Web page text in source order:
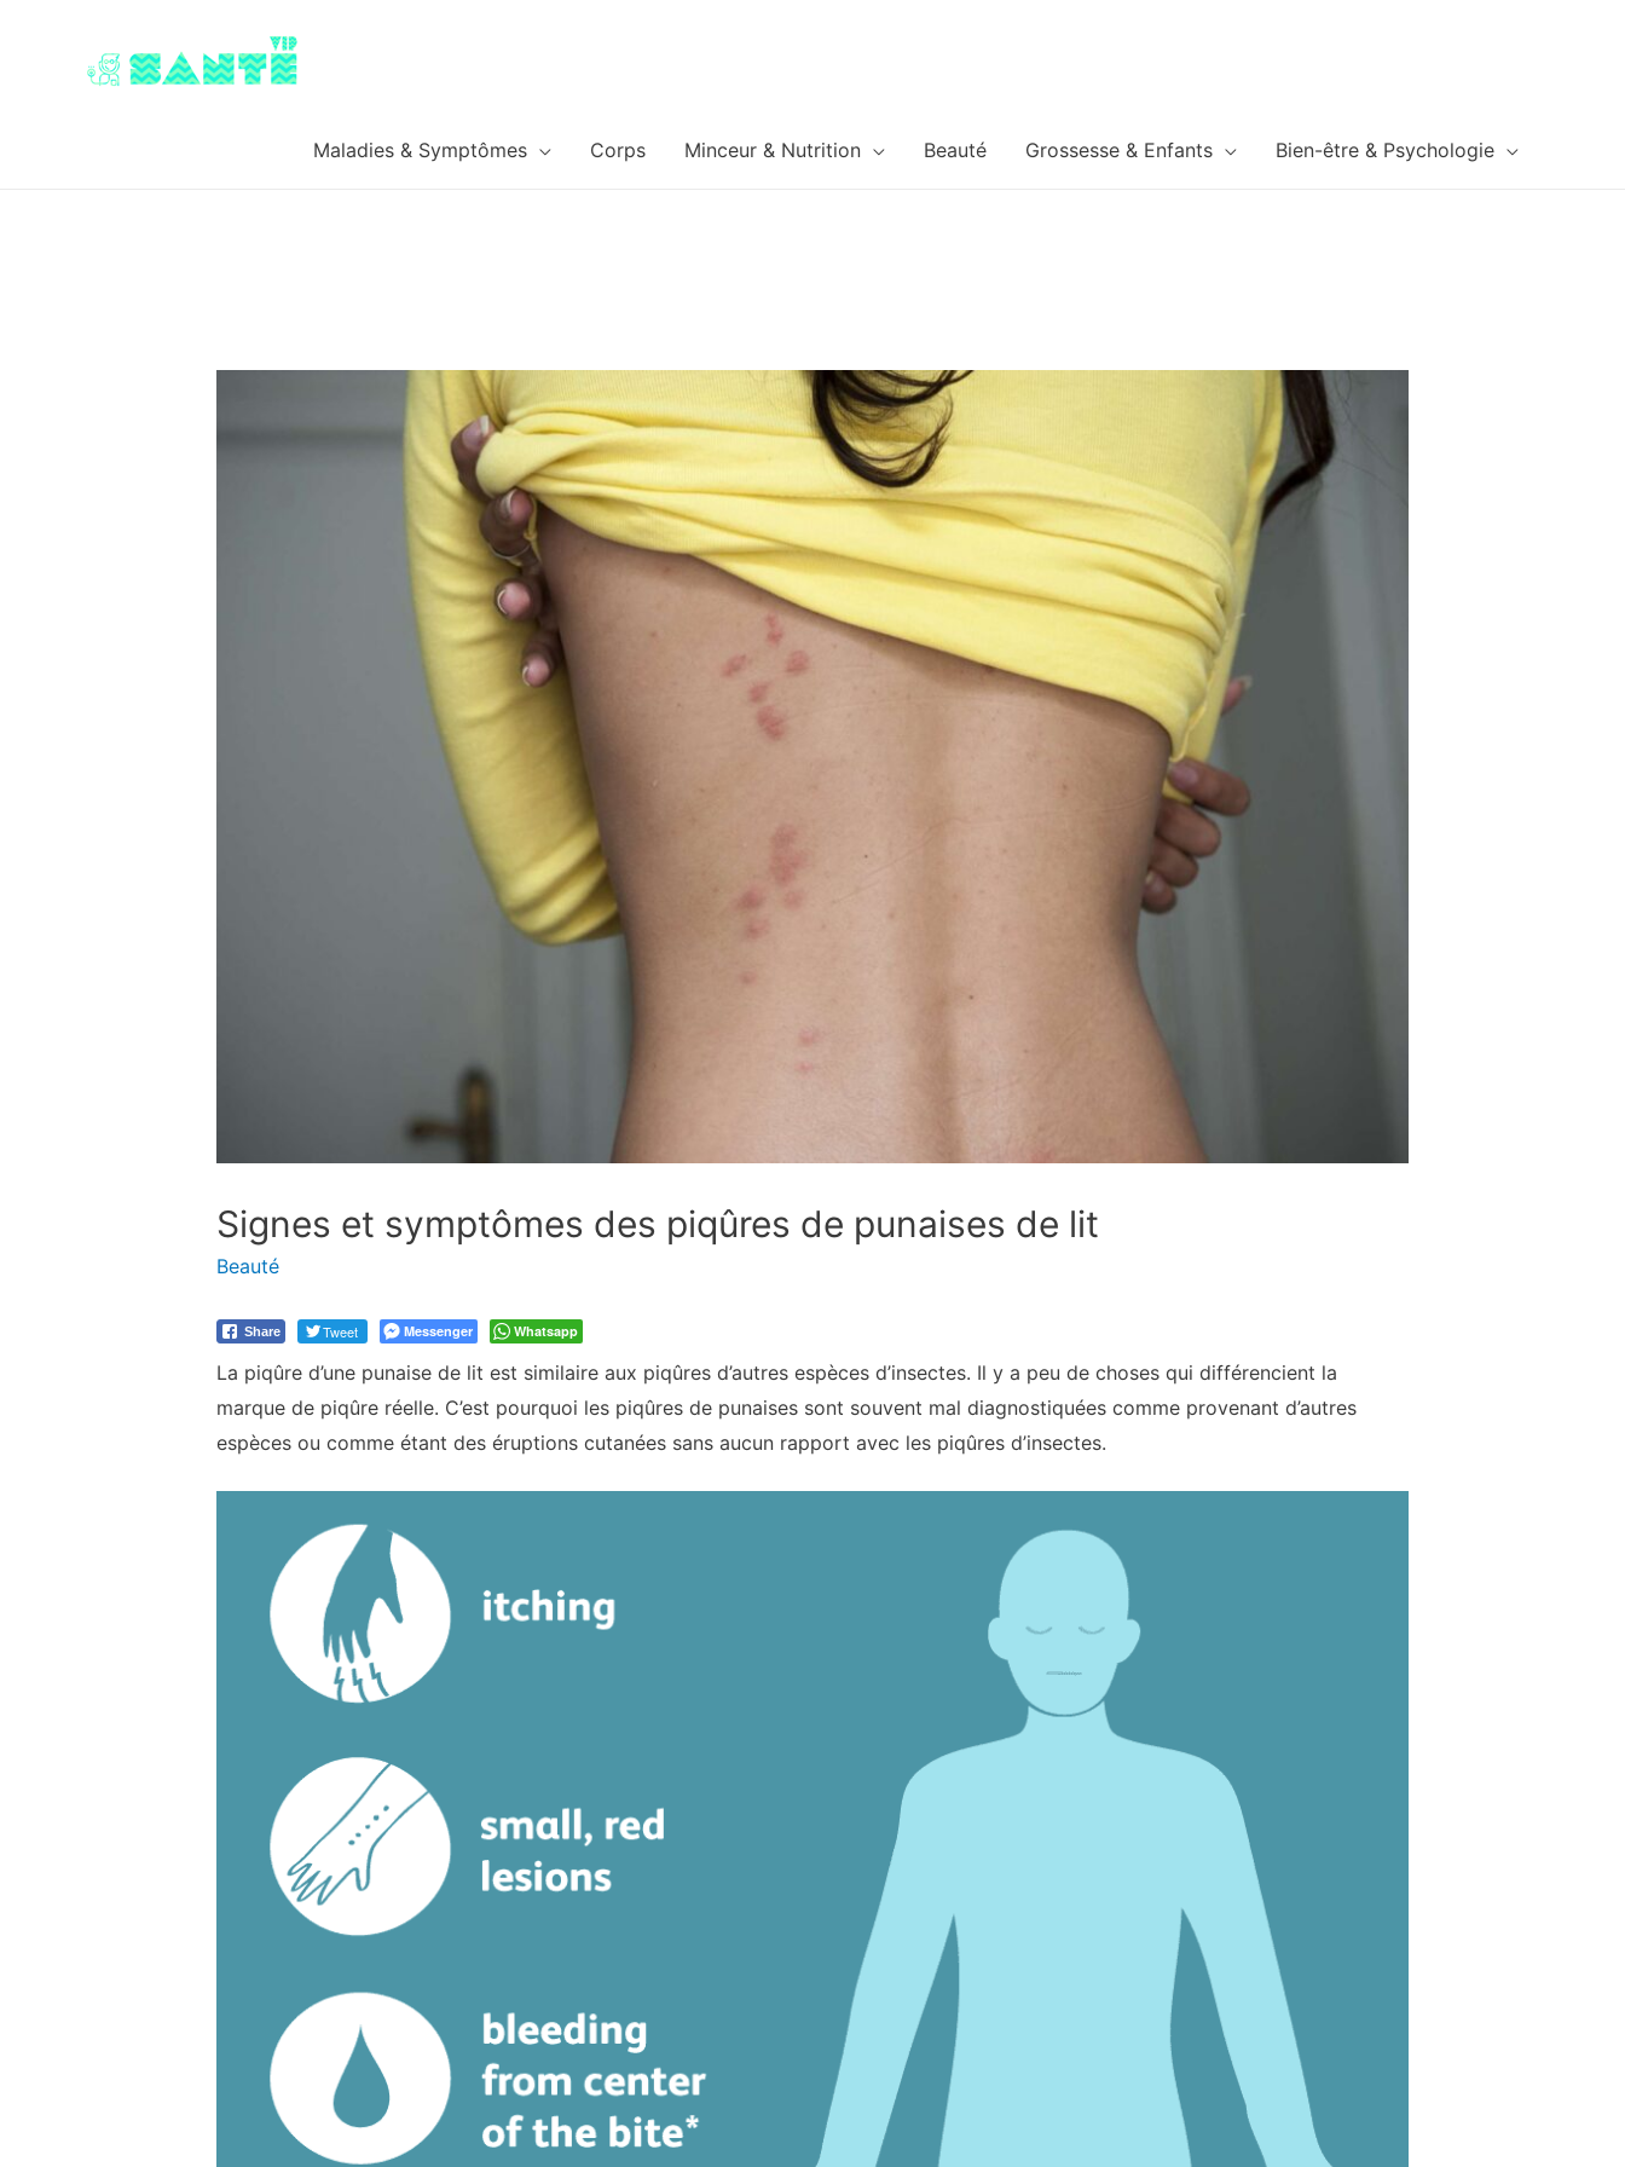
Maladies & Symptômes Corps Minceur & Nutrition Beauté Grossesse & Enfants Bien-être & Psychologie
Signes et symptômes des piqûres de punaises de lit
Beauté
Share Tweet Messenger Whatsapp
La piqûre d’une punaise de lit est similaire aux piqûres d’autres espèces d’insectes. Il y a peu de choses qui différencient la
marque de piqûre réelle. C’est pourquoi les piqûres de punaises sont souvent mal diagnostiquées comme provenant d’autres
espèces ou comme étant des éruptions cutanées sans aucun rapport avec les piqûres d’insectes.